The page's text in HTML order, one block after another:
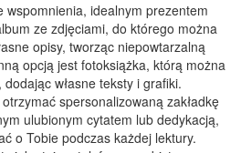
wspomnienia, idealnym prezentem
ze zdjęciami, do którego można
opisy, tworząc niepowtarzalną
opcją jest fotoksiążka, którą można
własne teksty i grafiki.
spersonalizowaną zakładkę
ulubionym cytatem lub dedykacją,
o Tobie podczas każdej lektury.